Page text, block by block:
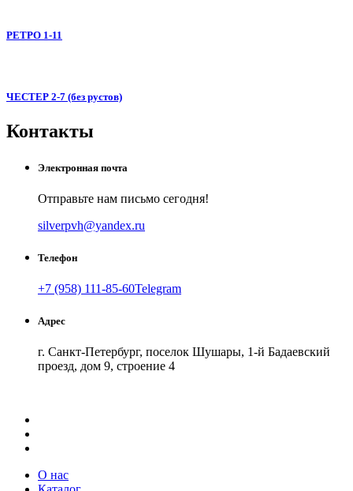
РЕТРО 1-11
ЧЕСТЕР 2-7 (без рустов)
Контакты
Электронная почта
Отправьте нам письмо сегодня!
silverpvh@yandex.ru
Телефон
+7 (958) 111-85-60Telegram
Адрес
г. Санкт-Петербург, поселок Шушары, 1-й Бадаевский
проезд, дом 9, строение 4
Как добраться API Карт
О нас